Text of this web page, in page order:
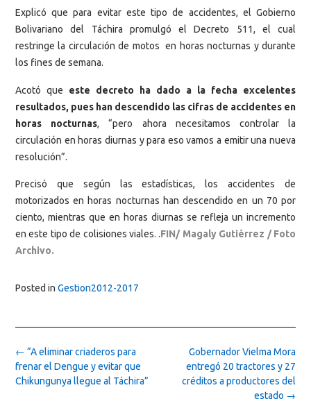
Explicó que para evitar este tipo de accidentes, el Gobierno
Bolivariano del Táchira promulgó el Decreto 511, el cual
restringe la circulación de motos en horas nocturnas y durante
los fines de semana.
Acotó que este decreto ha dado a la fecha excelentes
resultados, pues han descendido las cifras de accidentes en
horas nocturnas, “pero ahora necesitamos controlar la
circulación en horas diurnas y para eso vamos a emitir una nueva
resolución”.
Precisó que según las estadísticas, los accidentes de
motorizados en horas nocturnas han descendido en un 70 por
ciento, mientras que en horas diurnas se refleja un incremento
en este tipo de colisiones viales. .FIN/ Magaly Gutiérrez / Foto
Archivo.
Posted in Gestion2012-2017
Post
navigation
Gobernador Vielma Mora
entregó 20 tractores y 27
créditos a productores del
estado →
← “A eliminar criaderos para
frenar el Dengue y evitar que
Chikungunya llegue al Táchira”